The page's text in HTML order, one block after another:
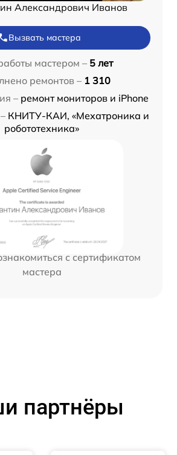
Александрович Иванов
Вызвать мастера
мастером – 5 лет
ремонтов – 1 310
– ремонт мониторов и iPhone
КНИТУ-КАИ, «Мехатроника и
робототехника»
с сертификатом
мастера
партнёры